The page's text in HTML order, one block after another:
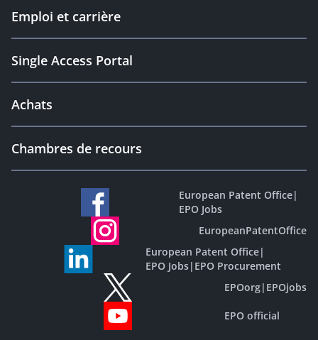
Emploi et carrière
Single Access Portal
Achats
Chambres de recours
European Patent Office|
EPO Jobs
EuropeanPatentOffice
European Patent Office|
EPO Jobs| EPO Procurement
EPOorg| EPOjobs
EPO official